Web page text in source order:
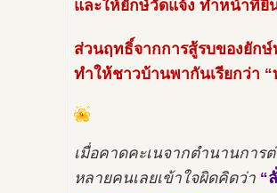
และให้ยักษ์วัดแจ้ง ทำหน้าที่ยื
ส่วนฤทธิ์จากการสู้รบของยัก
ทำให้ชาวบ้านพากันเรียกว่า
เมื่อคาดคะเนจากตำนานการ
หลายคนเลยเข้าใจผิดคิดว่า “